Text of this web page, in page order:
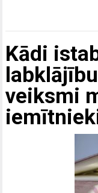
Kādi
veiksmi